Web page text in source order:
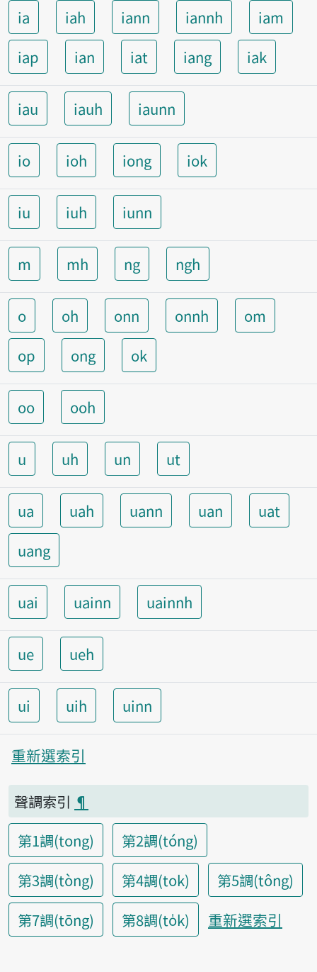
ia iah iann iannh
iam
iap
ian iat iang iak
iau iauh iaunn
io ioh iong iok
iu iuh iunn
m mh ng ngh
o oh onn onnh
om
op
ong ok
oo ooh
u uh un ut
ua uah uann uan
uat
uang
uai uainn uainnh
ue ueh
ui uih uinn
重新選索引
聲調索引 ¶
第1調(tong)
第2調(tóng)
第3調(tòng)
第4調(tok)
第5調(tông)
第7調(tōng)
第8調(to̍k) 重新選索引